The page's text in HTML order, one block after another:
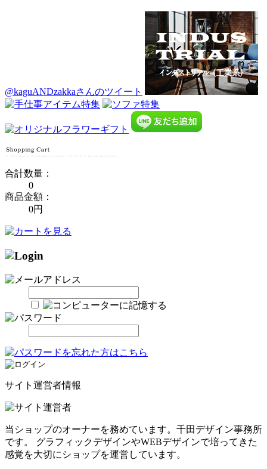
@kaguANDzakkaさんのツイート
合計数量：
0
商品金額：
0円
サイト運営者情報
当ショップのオーナーを務めています。千田デザイン事務所
です。 グラフィックデザインやWEBデザインで培ってきた
感覚を大切にショップを運営しています。